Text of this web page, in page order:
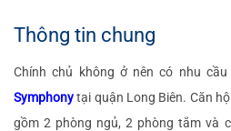
Thông tin chung
Chính chủ không ở nên có nhu
Symphonytại quận Long Biên. Căn
gồm 2 phòng ngủ, 2 phòng tắm và